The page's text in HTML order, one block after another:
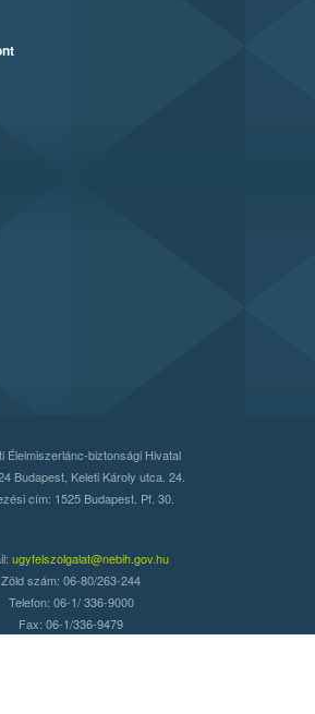
Élelmiszerlánc-biztonsági Hivatal
Budapest, Keleti Károly utca. 24.
cím: 1525 Budapest. Pf. 30.
ugyfelszolgalat@nebih.gov.hu
Zöld szám: 06-80/263-244
Telefon: 06-1/ 336-9000
Fax: 06-1/336-9479